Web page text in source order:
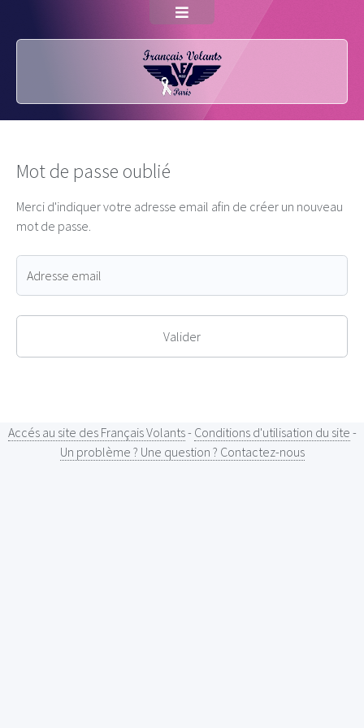
Mot de passe oublié
Merci d'indiquer votre adresse email afin de créer un nouveau
mot de passe.
Accés au site des Français Volants- Conditions d'utilisation du site -
Un problème ? Une question ? Contactez-nous